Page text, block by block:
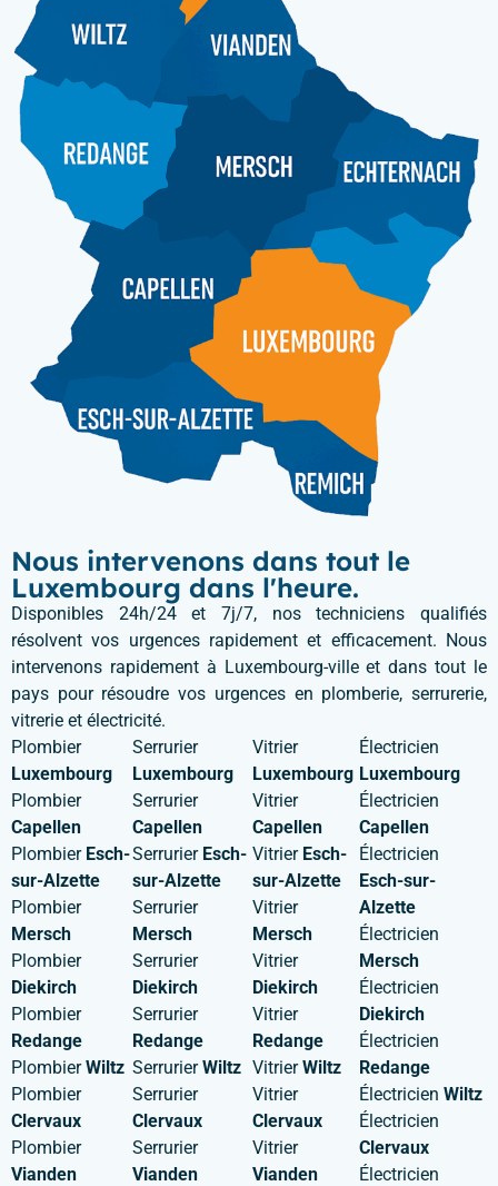
Nous intervenons dans tout le
Luxembourg dans l'heure.
Disponibles 24h/24 et 7j/7, nos techniciens qualifiés
résolvent vos urgences rapidement et efficacement. Nous
intervenons rapidement à Luxembourg-ville et dans tout le
pays pour résoudre vos urgences en plomberie, serrurerie,
vitrerie et électricité.
Plombier
Luxembourg
Plombier
Capellen
Plombier Esch-
sur-Alzette
Plombier
Mersch
Plombier
Diekirch
Plombier
Redange
PlombierWiltz
Plombier
Clervaux
Plombier
Vianden
Serrurier
Luxembourg
Serrurier
Capellen
Serrurier Esch-
sur-Alzette
Serrurier
Mersch
Serrurier
Diekirch
Serrurier
Redange
SerrurierWiltz
Serrurier
Clervaux
Serrurier
Vianden
Vitrier
Luxembourg
Vitrier
Capellen
Vitrier Esch-
sur-Alzette
Vitrier
Mersch
Vitrier
Diekirch
Vitrier
Redange
VitrierWiltz
Vitrier
Clervaux
Vitrier
Vianden
Électricien
Luxembourg
Électricien
Capellen
Électricien
Esch-sur-
Alzette
Électricien
Mersch
Électricien
Diekirch
Électricien
Redange
ÉlectricienWiltz
Électricien
Clervaux
Électricien